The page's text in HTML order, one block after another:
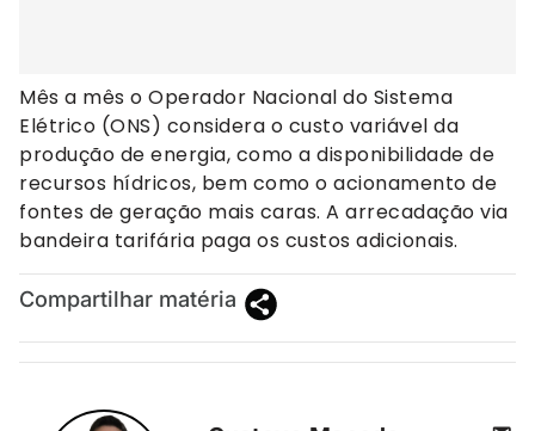
Mês a mês o Operador Nacional do Sistema
Elétrico (ONS) considera o custo variável da
produção de energia, como a disponibilidade de
recursos hídricos, bem como o acionamento de
fontes de geração mais caras. A arrecadação via
bandeira tarifária paga os custos adicionais.
Compartilhar matéria